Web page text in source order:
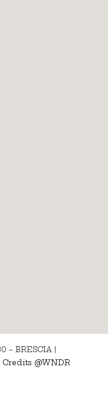
– BRESCIA
Credits @WNDR